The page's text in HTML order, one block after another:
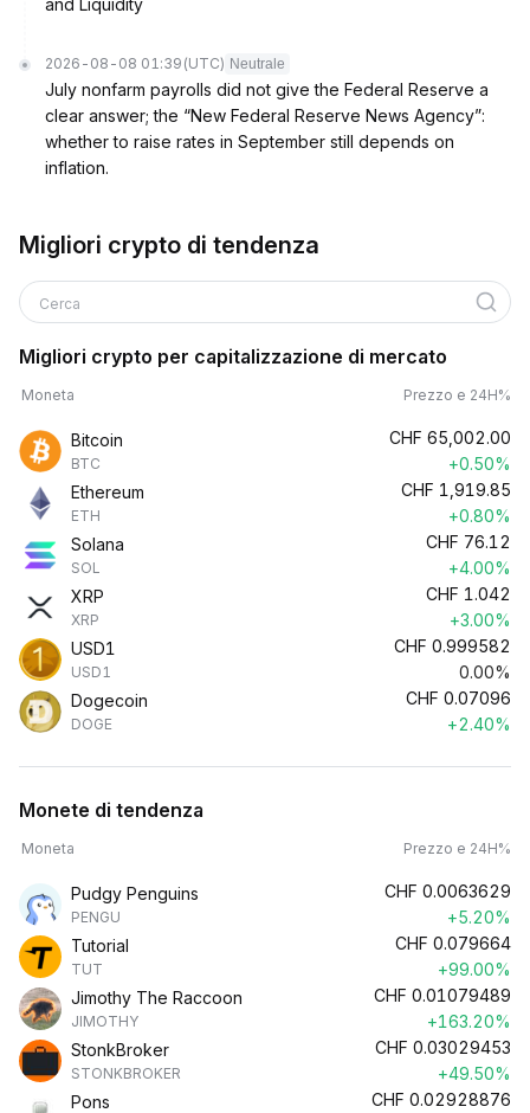
and Liquidity
2026-08-08 01:39 (UTC) Neutrale
July nonfarm payrolls did not give the Federal Reserve a
clear answer; the “New Federal Reserve News Agency”:
whether to raise rates in September still depends on
inflation.
Migliori crypto di tendenza
Cerca
Migliori crypto per capitalizzazione di mercato
Moneta Prezzo e 24H%
Bitcoin
BTC
CHF 65,002.00
+0.50%
Ethereum
ETH
CHF 1,919.85
+0.80%
Solana
SOL
CHF 76.12
+4.00%
XRP
XRP
CHF 1.042
+3.00%
USD1
USD1
CHF 0.999582
0.00%
Dogecoin
DOGE
CHF 0.07096
+2.40%
Monete di tendenza
Moneta Prezzo e 24H%
Pudgy Penguins
PENGU
CHF 0.0063629
+5.20%
Tutorial
TUT
CHF 0.079664
+99.00%
Jimothy The Raccoon
JIMOTHY
CHF 0.01079489
+163.20%
StonkBroker
STONKBROKER
CHF 0.03029453
+49.50%
Pons
CHF 0.02928876